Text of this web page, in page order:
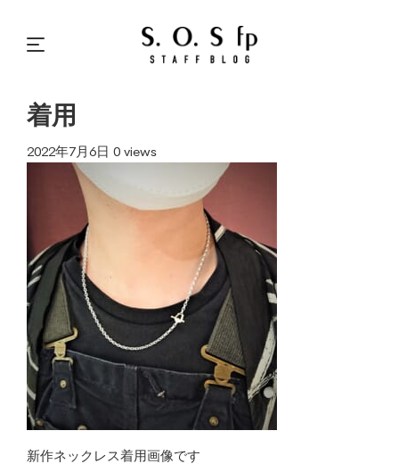
着用
2022年7月6日 0 views
新作ネックレス着用画像です